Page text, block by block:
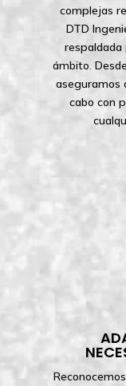
complejas
DTD
respaldada
ámbito.
aseguramos
cabo con